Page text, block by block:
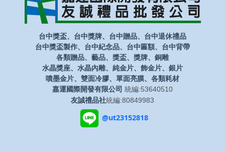
台中獎盃、台中獎牌、台中贈品、台中退休禮品
台中獎盃製作、台中紀念品、台中匾額、台中背帶
各類贈品、藝品、獎盃、獎牌、銅雕
水晶獎座、水晶內雕、純金片、飾金片、銀片
噴墨金片、雙面冷膠、單面亮膜、各類耗材
嘉運國際開發有限公司 統編:53640510
友誠禮品社統編:80849983
@ut23152818